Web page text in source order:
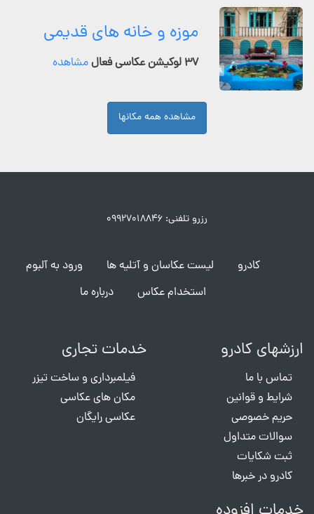
موزه و خانه های قدیمی
۳۷ لوکیشن عکاسی فعال مشاهده
مشاهده همه مکانها
رزرو تلفنی: ۰۹۹۲۷۰۱۸۸۴۶
کادرو لیست عکاسان و آتلیه ها
ورود به آلبوم
استخدام عکاس
درباره ما
ارزشهای کادرو
تماس با ما
شرایط و قوانین
حریم خصوصی
سوالات متداول
ثبت شکایات
کادرو در خبرها
خدمات تجاری
فیلمبرداری و ساخت تیزر
مکان های عکاسی
عکاسی رایگان